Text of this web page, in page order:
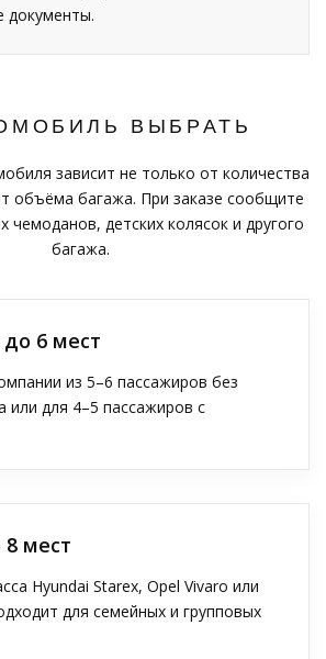
документы.
ВЫБРАТЬ
зависит не только от количества
объёма багажа. При заказе сообщите
чемоданов, детских колясок и другого
багажа.
6 мест
из 5–6 пассажиров без
или для 4–5 пассажиров с
мест
Hyundai Starex, Opel Vivaro или
для семейных и групповых